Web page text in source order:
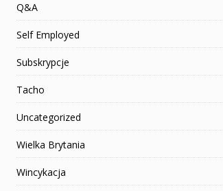
Q&A
Self Employed
Subskrypcje
Tacho
Uncategorized
Wielka Brytania
Wincykacja